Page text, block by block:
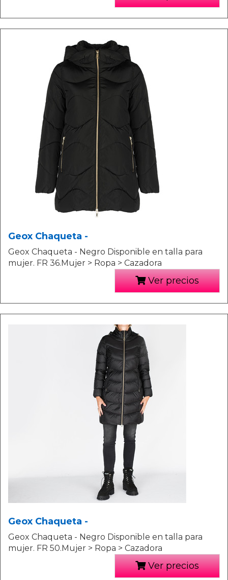
Geox Chaqueta -
Geox Chaqueta - Negro Disponible en talla para
mujer. FR 36.Mujer > Ropa > Cazadora
Ver precios
Geox Chaqueta -
Geox Chaqueta - Negro Disponible en talla para
mujer. FR 50.Mujer > Ropa > Cazadora
Ver precios